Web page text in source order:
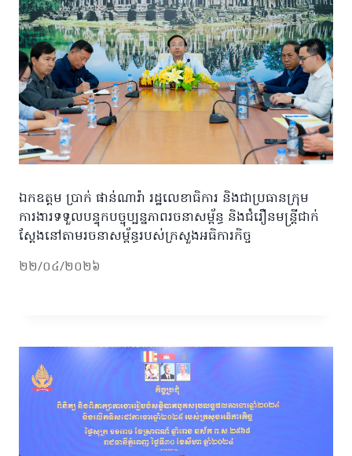
ឯកឧត្តម ប្រាក់ ផាន់ណារ៉ា រដ្ឋលេខាធិការ និងជាប្រធានក្រុម
ការងារទទួលបន្ទុកបច្ចុប្បន្នភាពរចនាសម្ព័ន្ធ និងជំរឿនមន្រ្តីជាក់
ស្តែងនៅតាមរចនាសម្ព័ន្ធរបស់ក្រសួងអធិការកិច្ច
២២/០៤/២០២៦